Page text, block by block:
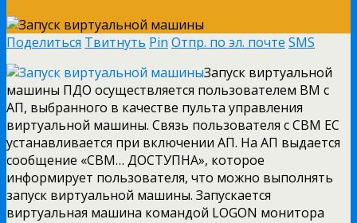
Поделиться Твитнуть Pin Отпр. по эл. почте SMS
Запуск виртуальной
машины ПДО осуществляется пользователем ВМ с
АП, выбранного в качестве пульта управления
виртуальной машины. Связь пользователя с СВМ ЕС
устанавливается при включении АП. На АП выдается
сообщение «СВМ… ДОСТУПНА», которое
информирует пользователя, что можно выполнять
запуск виртуальной машины. Запускается
виртуальная машина командой LOGON монитора